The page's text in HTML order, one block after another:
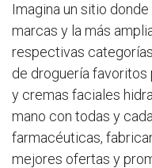
Imagina un sitio
marcas y la más
respectivas
de droguería favoritos
y cremas faciales
mano con todas y
farmacéuticas,
mejores ofertas y